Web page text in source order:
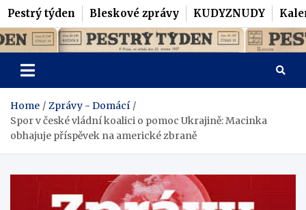
Pestrý týden Bleskové zprávy KUDYZNUDY
Skip
to
content
Pestrý Týden
Home
Zprávy - Domácí
Spor v české vládní koalici o pomoc Ukrajině: Macinka
obhajuje příspěvek na americké zbraně